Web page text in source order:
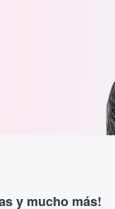
y mucho más!